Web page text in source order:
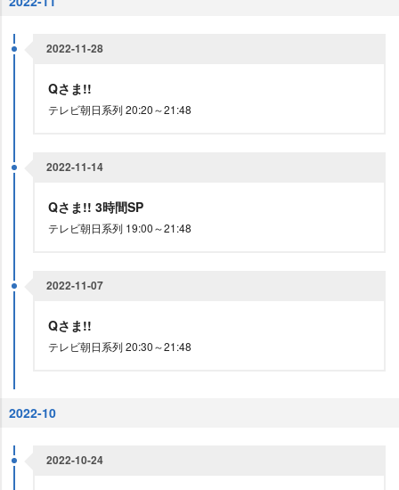
2022-11-28
Qさま!!
テレビ朝日系列 20:20～21:48
2022-11-14
Qさま!! 3時間SP
テレビ朝日系列 19:00～21:48
2022-11-07
Qさま!!
テレビ朝日系列 20:30～21:48
2022-10
2022-10-24